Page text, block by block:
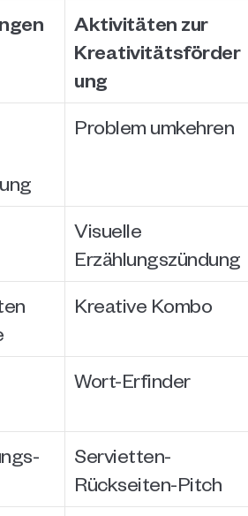
Aktivitäten zur
Kreativitätsförder
ung
Problem umkehren
Visuelle
Erzählungszündung
Kreative Kombo
Wort-Erfinder
Servietten-
Rückseiten-Pitch